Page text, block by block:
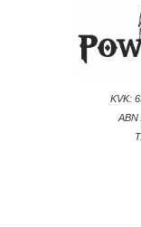
KVK:
ABN